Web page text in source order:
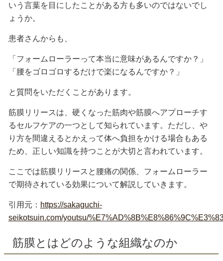
いう言葉を目にしたことがある方も多いのではないでし
ょうか。
患者さんからも、
「フォームローラーって本当に意味があるんですか？」
「腰をゴロゴロするだけで楽になるんですか？」
と質問をいただくことがあります。
筋膜リリースは、硬くなった筋肉や筋膜へアプローチす
るセルフケアの一つとして知られています。ただし、や
り方を間違えるとかえって体へ負担をかける場合もある
ため、正しい知識を持つことが大切と言われています。
ここでは筋膜リリースと腰痛の関係、フォームローラー
で期待されている効果について解説していきます。
引用元： https://sakaguchi-
seikotsuin.com/youtsu/
筋膜とはどのような組織なのか